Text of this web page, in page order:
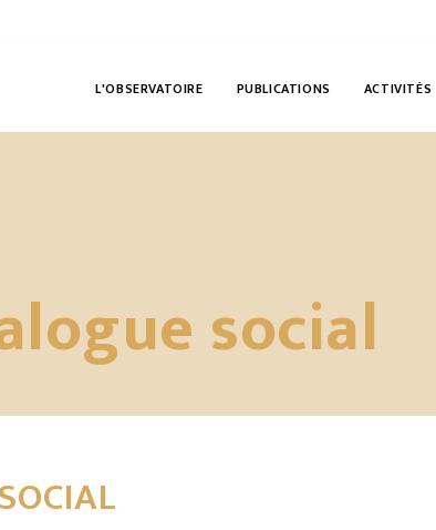
L'OBSERVATOIRE PUBLICATIONS ACTIVITÉS
social